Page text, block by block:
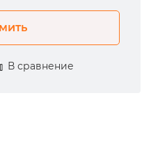
В сравнение